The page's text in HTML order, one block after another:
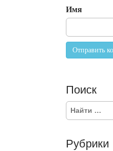
n
Имя
Поиск
S
c
Рубрики